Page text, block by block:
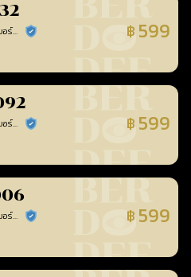
อภิญญาเบอร์มงคล เบอร์สวยเลขศาสตร์ ร้านยืนยันแล้ว ฿ 599
อภิญญาเบอร์มงคล เบอร์สวยเลขศาสตร์ ร้านยืนยันแล้ว ฿ 599
อภิญญาเบอร์มงคล เบอร์สวยเลขศาสตร์ ร้านยืนยันแล้ว ฿ 599